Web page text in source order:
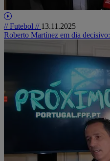
// Futebol // 13.11.2025
Roberto Martínez em dia